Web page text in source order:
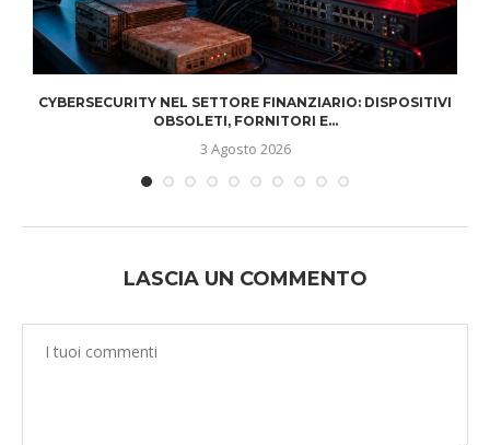
CYBERSECURITY NEL SETTORE FINANZIARIO: DISPOSITIVI
OBSOLETI, FORNITORI E...
3 Agosto 2026
LASCIA UN COMMENTO